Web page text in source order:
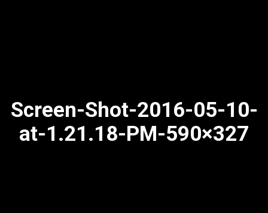
Screen-Shot-2016-05-10-
at-1.21.18-PM-590×327